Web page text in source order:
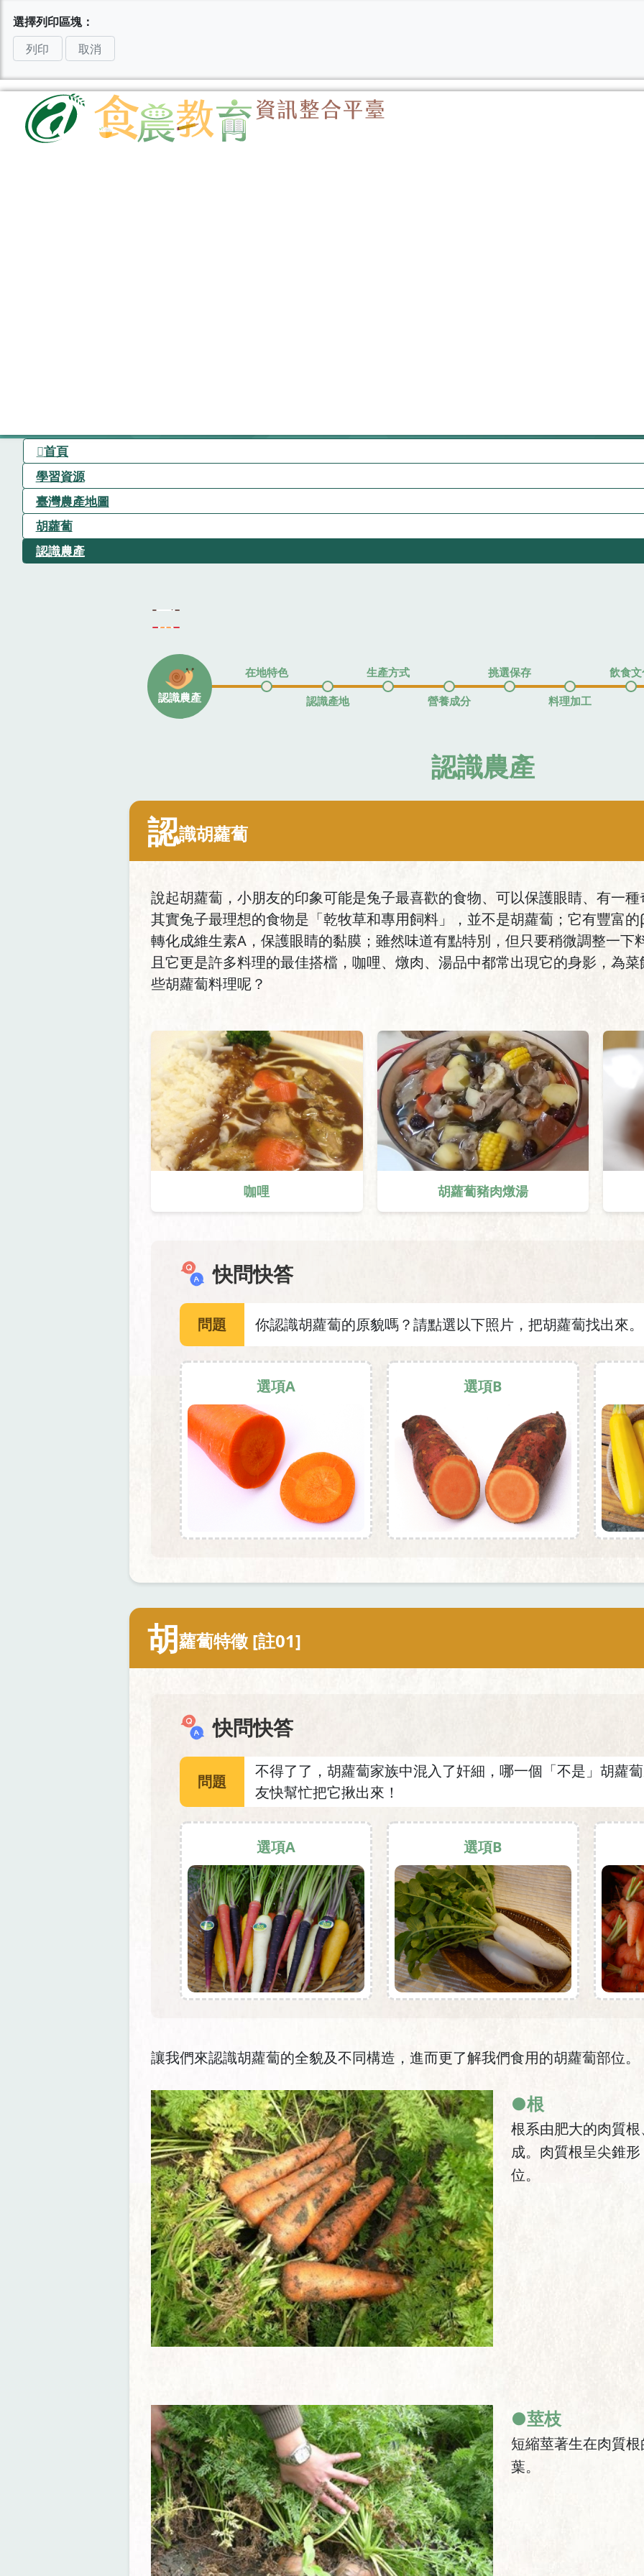
選擇列印區塊：
列印
取消
首頁
學習資源
臺灣農產地圖
胡蘿蔔
認識農產
認識農產
在地特色
認識產地
生產方式
營養成分
挑選保存
料理加工
飲食
認識農產
認識胡蘿蔔
說起胡蘿蔔，小朋友的印象可能是兔子最喜歡的食物、可以保護眼睛、有一
其實兔子最理想的食物是「乾牧草和專用飼料」，並不是胡蘿蔔；它有豐富
轉化成維生素A，保護眼睛的黏膜；雖然味道有點特別，但只要稍微調整一下
且它更是許多料理的最佳搭檔，咖哩、燉肉、湯品中都常出現它的身影，為
些胡蘿蔔料理呢？
咖哩 胡蘿蔔豬肉燉湯
快問快答
問題 你認識胡蘿蔔的原貌嗎？請點選以下照片，把胡蘿蔔找出來。
選項A 選項B
胡蘿蔔特徵 [註01]
快問快答
問題
不得了了，胡蘿蔔家族中混入了奸細，哪一個「不是」胡蘿
友快幫忙把它揪出來！
選項A 選項B
讓我們來認識胡蘿蔔的全貌及不同構造，進而更了解我們食用的胡蘿蔔部位。
●根
根系由肥大的肉質
成。肉質根呈尖錐
位。
●莖枝
短縮莖著生在肉質
葉。